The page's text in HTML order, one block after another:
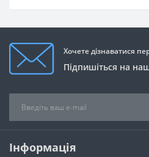
Хочете дізнаватися
Підпишіться на
Інформація